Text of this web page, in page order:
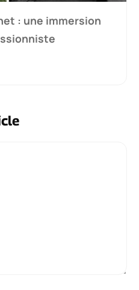
: une immersion